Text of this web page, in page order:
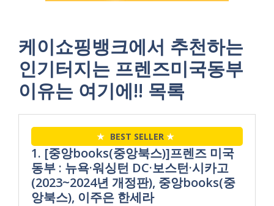
케이쇼핑뱅크에서 추천하는
인기터지는 프렌즈미국동부
이유는 여기에!! 목록
★ BEST SELLER ★
1. [중앙books(중앙북스)]프렌즈 미국
동부 : 뉴욕·워싱턴 DC·보스턴·시카고
(2023~2024년 개정판), 중앙books(중
앙북스), 이주은 한세라